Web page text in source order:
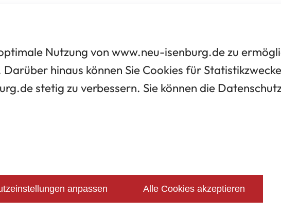
Nutzung von www.neu-isenburg.de zu
hinaus können Sie Cookies für
stetig zu verbessern. Sie können die
anpassen Alle Cookies akzeptieren